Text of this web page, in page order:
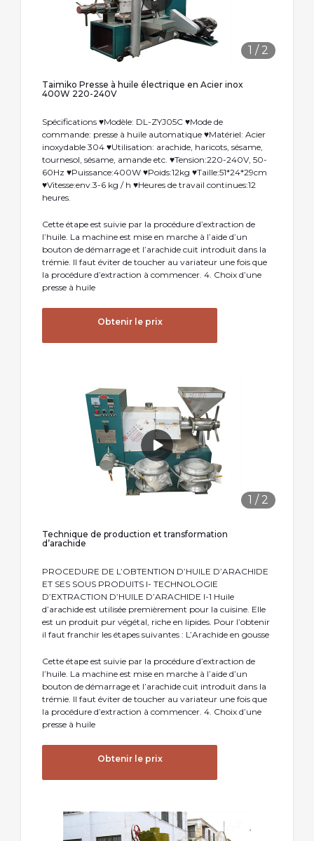
1 / 2
Taimiko Presse à huile électrique en Acier inox
400W 220-240V
Spécifications ♥Modèle: DL-ZYJ05C ♥Mode de
commande: presse à huile automatique ♥Matériel: Acier
inoxydable 304 ♥Utilisation: arachide, haricots, sésame,
tournesol, sésame, amande etc. ♥Tension:220-240V, 50-
60Hz ♥Puissance:400W ♥Poids:12kg ♥Taille:51*24*29cm
♥Vitesse:env.3-6 kg / h ♥Heures de travail continues:12
heures.
Cette étape est suivie par la procédure d’extraction de
l’huile. La machine est mise en marche à l’aide d’un
bouton de démarrage et l’arachide cuit introduit dans la
trémie. Il faut éviter de toucher au variateur une fois que
la procédure d’extraction à commencer. 4. Choix d’une
presse à huile
Obtenir le prix
1 / 2
Technique de production et transformation
d’arachide
PROCEDURE DE L’OBTENTION D’HUILE D’ARACHIDE
ET SES SOUS PRODUITS I- TECHNOLOGIE
D’EXTRACTION D’HUILE D’ARACHIDE I-1 Huile
d’arachide est utilisée premièrement pour la cuisine. Elle
est un produit pur végétal, riche en lipides. Pour l’obtenir
il faut franchir les étapes suivantes : L’Arachide en gousse
Cette étape est suivie par la procédure d’extraction de
l’huile. La machine est mise en marche à l’aide d’un
bouton de démarrage et l’arachide cuit introduit dans la
trémie. Il faut éviter de toucher au variateur une fois que
la procédure d’extraction à commencer. 4. Choix d’une
presse à huile
Obtenir le prix